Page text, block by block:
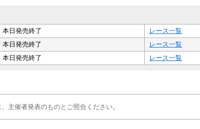
本日発売終了 レース一覧
本日発売終了 レース一覧
本日発売終了 レース一覧
主催者発表のものとご照合ください。